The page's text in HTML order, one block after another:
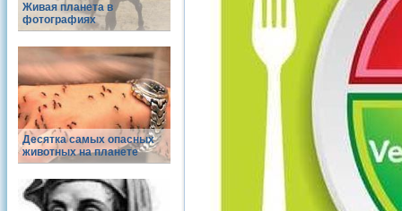
Живая планета в
фотографиях
Десятка самых опасных
животных на планете